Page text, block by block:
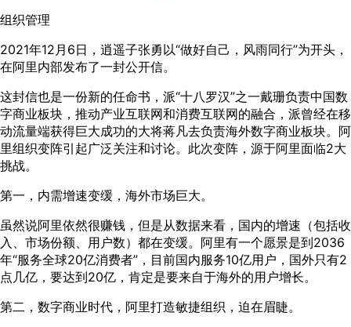
组织管理
2021年12月6日，逍遥子张勇以“做好自己，风雨同行”为开头，
在阿里内部发布了一封公开信。
这封信也是一份新的任命书，派“十八罗汉”之一戴珊负责中国数
字商业板块，推动产业互联网和消费互联网的融合，派曾经在移
动流量端获得巨大成功的大将蒋凡去负责海外数字商业板块。阿
里组织变阵引起广泛关注和讨论。此次变阵，源于阿里面临2大
挑战。
第一，内需增速变缓，海外市场巨大。
虽然说阿里依然很赚钱，但是从数据来看，国内的增速（包括收
入、市场份额、用户数）都在变缓。阿里有一个愿景是到2036
年“服务全球20亿消费者”，目前国内服务10亿用户，国外只有2
点几亿，要达到20亿，肯定是要来自于海外的用户增长。
第二，数字商业时代，阿里打造敏捷组织，迫在眉睫。